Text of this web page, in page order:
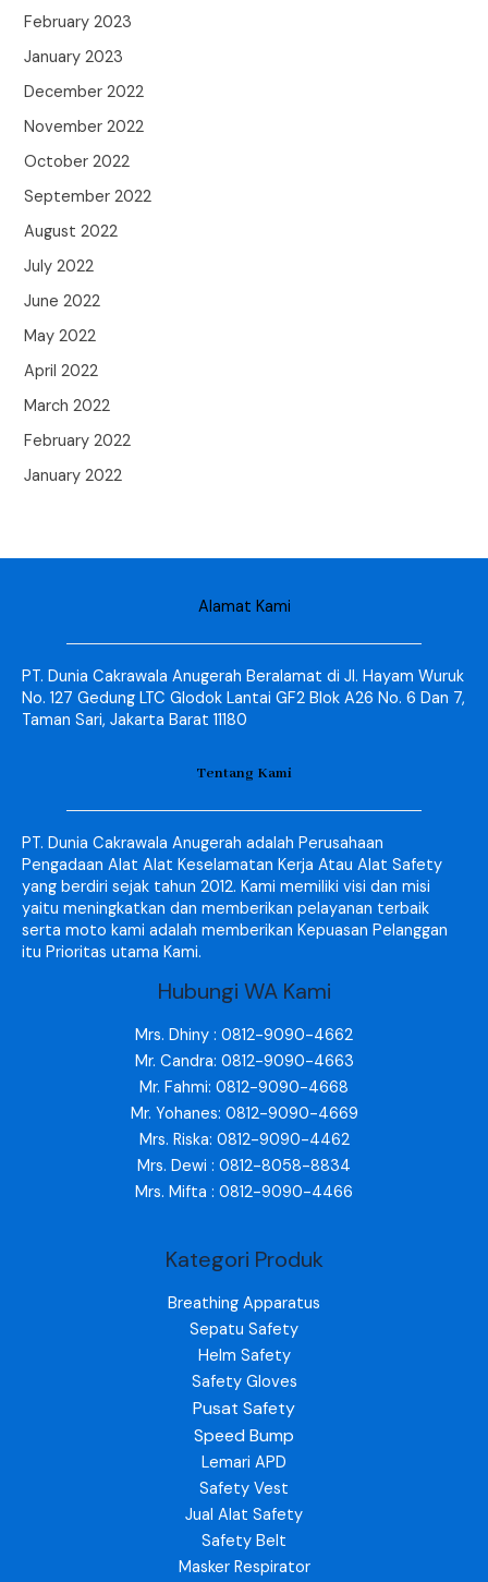
February 2023
January 2023
December 2022
November 2022
October 2022
September 2022
August 2022
July 2022
June 2022
May 2022
April 2022
March 2022
February 2022
January 2022
Alamat Kami
PT. Dunia Cakrawala Anugerah Beralamat di Jl. Hayam Wuruk
No. 127 Gedung LTC Glodok Lantai GF2 Blok A26 No. 6 Dan 7,
Taman Sari, Jakarta Barat 11180
Tentang Kami
PT. Dunia Cakrawala Anugerah adalah Perusahaan
Pengadaan Alat Alat Keselamatan Kerja Atau Alat Safety
yang berdiri sejak tahun 2012. Kami memiliki visi dan misi
yaitu meningkatkan dan memberikan pelayanan terbaik
serta moto kami adalah memberikan Kepuasan Pelanggan
itu Prioritas utama Kami.
Hubungi WA Kami
Mrs. Dhiny : 0812-9090-4662
Mr. Candra: 0812-9090-4663
Mr. Fahmi: 0812-9090-4668
Mr. Yohanes: 0812-9090-4669
Mrs. Riska: 0812-9090-4462
Mrs. Dewi : 0812-8058-8834
Mrs. Mifta : 0812-9090-4466
Kategori Produk
Breathing Apparatus
Sepatu Safety
Helm Safety
Safety Gloves
Pusat Safety
Speed Bump
Lemari APD
Safety Vest
Jual Alat Safety
Safety Belt
Masker Respirator